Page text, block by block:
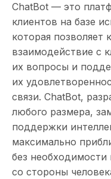
ChatBot — это
клиентов на базе
которая позволяет
взаимодействие с
их вопросы и
их
связи. ChatBot,
любого размера,
поддержки
максимально
без необходимости
со стороны